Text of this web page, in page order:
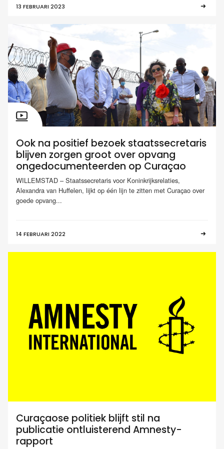
13 FEBRUARI 2023
Ook na positief bezoek staatssecretaris
blijven zorgen groot over opvang
ongedocumenteerden op Curaçao
WILLEMSTAD – Staatssecretaris voor Koninkrijksrelaties,
Alexandra van Huffelen, lijkt op één lijn te zitten met Curaçao over
goede opvang...
14 FEBRUARI 2022
Curaçaose politiek blijft stil na
publicatie ontluisterend Amnesty-
rapport